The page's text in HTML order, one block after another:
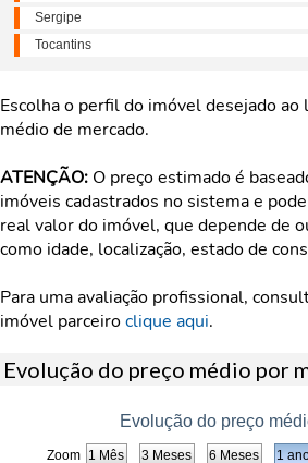
Sergipe
Tocantins
Escolha o perfil do imóvel desejado
médio de mercado.
ATENÇÃO: O preço estimado é
imóveis cadastrados no sistema e
real valor do imóvel, que depende de
como idade, localização, estado de
Para uma avaliação profissional,
imóvel parceiroclique aqui.
Evolução do preço médio por
Zoom
Evolução do preço
1 Mês 3 Meses 6 Meses 1